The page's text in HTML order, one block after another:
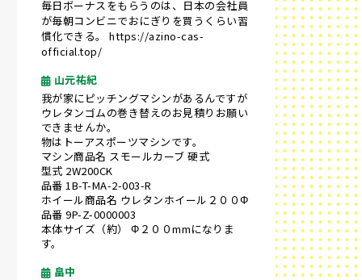
毎日ボーナスをもらうのは、日本の会社員
が毎朝コンビニでおにぎりを買うくらい習
慣化できる。https://azino-cas-
official.top/
山元祐紀
我が家にピッチングマシンがあるんですが
ウレタンゴムの巻き替えのお見積りお願い
できませんか。
物はトーアスポーツマシンです。
マシン商品名 スモールカーブ 硬式
型式 2W200CK
品番 1B-T-MA-2-003-R
ホイール商品名 ウレタンホイール２００Φ
品番 9P-Z-0000003
本体サイズ（約） Φ２００mmになりま
す。
畠中